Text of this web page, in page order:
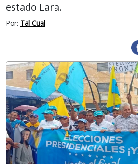
estado Lara.
Por: Tal Cual